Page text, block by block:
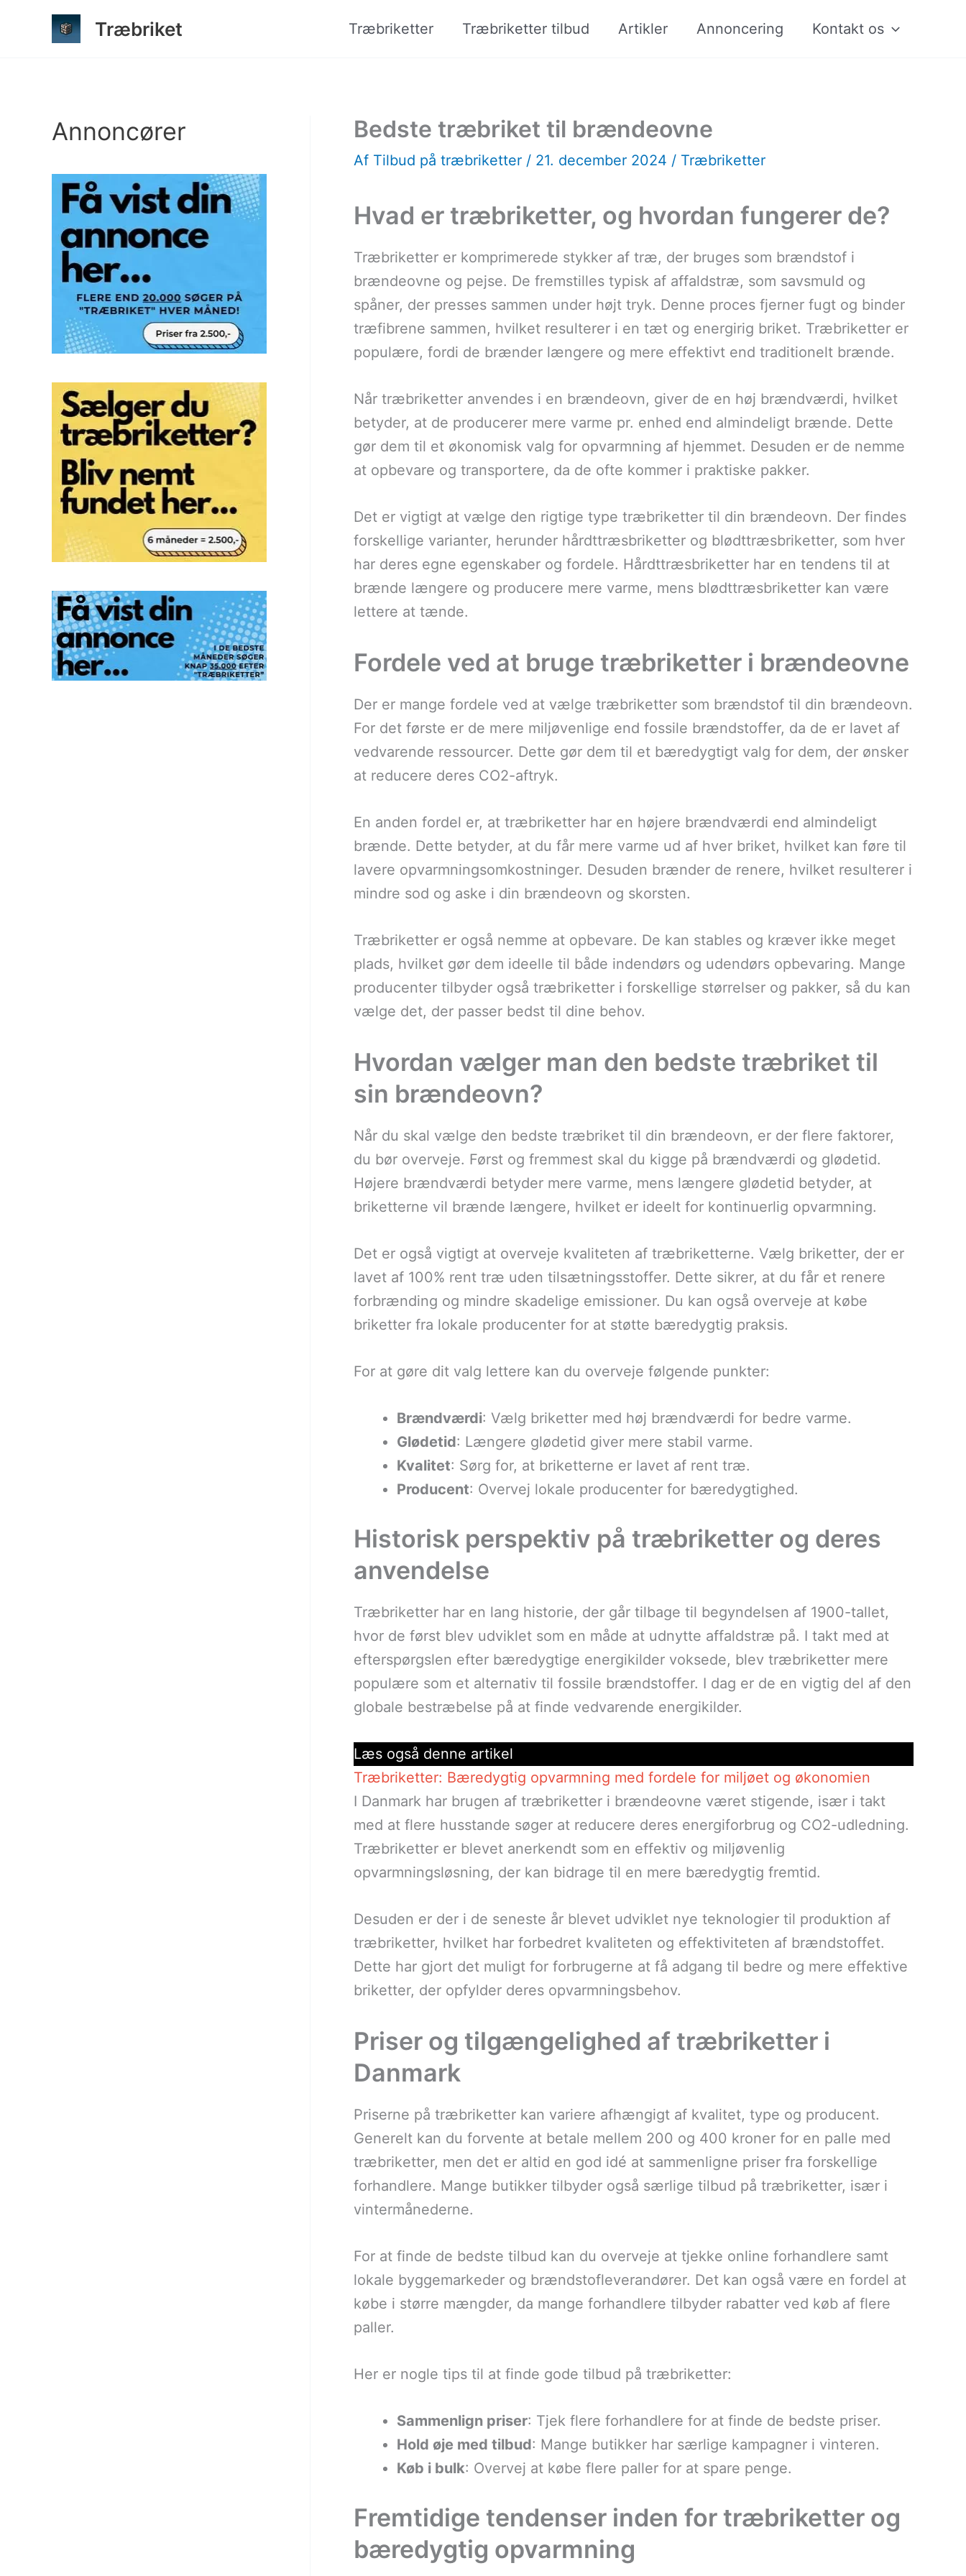
Træbriket Træbriketter Træbriketter tilbud Artikler Annoncering Kontakt os
Annoncører Bedste træbriket til brændeovne
Af Tilbud på træbriketter / 21. december 2024 / Træbriketter
Hvad er træbriketter, og hvordan fungerer de?
Træbriketter er komprimerede stykker af træ, der bruges som brændstof i
brændeovne og pejse. De fremstilles typisk af affaldstræ, som savsmuld og
spåner, der presses sammen under højt tryk. Denne proces fjerner fugt og binder
træfibrene sammen, hvilket resulterer i en tæt og energirig briket. Træbriketter er
populære, fordi de brænder længere og mere effektivt end traditionelt brænde.
Når træbriketter anvendes i en brændeovn, giver de en høj brændværdi, hvilket
betyder, at de producerer mere varme pr. enhed end almindeligt brænde. Dette
gør dem til et økonomisk valg for opvarmning af hjemmet. Desuden er de nemme
at opbevare og transportere, da de ofte kommer i praktiske pakker.
Det er vigtigt at vælge den rigtige type træbriketter til din brændeovn. Der findes
forskellige varianter, herunder hårdttræsbriketter og blødttræsbriketter, som hver
har deres egne egenskaber og fordele. Hårdttræsbriketter har en tendens til at
brænde længere og producere mere varme, mens blødttræsbriketter kan være
lettere at tænde.
Fordele ved at bruge træbriketter i brændeovne
Der er mange fordele ved at vælge træbriketter som brændstof til din brændeovn.
For det første er de mere miljøvenlige end fossile brændstoffer, da de er lavet af
vedvarende ressourcer. Dette gør dem til et bæredygtigt valg for dem, der ønsker
at reducere deres CO2-aftryk.
En anden fordel er, at træbriketter har en højere brændværdi end almindeligt
brænde. Dette betyder, at du får mere varme ud af hver briket, hvilket kan føre til
lavere opvarmningsomkostninger. Desuden brænder de renere, hvilket resulterer i
mindre sod og aske i din brændeovn og skorsten.
Træbriketter er også nemme at opbevare. De kan stables og kræver ikke meget
plads, hvilket gør dem ideelle til både indendørs og udendørs opbevaring. Mange
producenter tilbyder også træbriketter i forskellige størrelser og pakker, så du kan
vælge det, der passer bedst til dine behov.
Hvordan vælger man den bedste træbriket til
sin brændeovn?
Når du skal vælge den bedste træbriket til din brændeovn, er der flere faktorer,
du bør overveje. Først og fremmest skal du kigge på brændværdi og glødetid.
Højere brændværdi betyder mere varme, mens længere glødetid betyder, at
briketterne vil brænde længere, hvilket er ideelt for kontinuerlig opvarmning.
Det er også vigtigt at overveje kvaliteten af træbriketterne. Vælg briketter, der er
lavet af 100% rent træ uden tilsætningsstoffer. Dette sikrer, at du får et renere
forbrænding og mindre skadelige emissioner. Du kan også overveje at købe
briketter fra lokale producenter for at støtte bæredygtig praksis.
For at gøre dit valg lettere kan du overveje følgende punkter:
Brændværdi: Vælg briketter med høj brændværdi for bedre varme.
Glødetid: Længere glødetid giver mere stabil varme.
Kvalitet: Sørg for, at briketterne er lavet af rent træ.
Producent: Overvej lokale producenter for bæredygtighed.
Historisk perspektiv på træbriketter og deres
anvendelse
Træbriketter har en lang historie, der går tilbage til begyndelsen af 1900-tallet,
hvor de først blev udviklet som en måde at udnytte affaldstræ på. I takt med at
efterspørgslen efter bæredygtige energikilder voksede, blev træbriketter mere
populære som et alternativ til fossile brændstoffer. I dag er de en vigtig del af den
globale bestræbelse på at finde vedvarende energikilder.
Læs også denne artikel
Træbriketter: Bæredygtig opvarmning med fordele for miljøet og økonomien
I Danmark har brugen af træbriketter i brændeovne været stigende, især i takt
med at flere husstande søger at reducere deres energiforbrug og CO2-udledning.
Træbriketter er blevet anerkendt som en effektiv og miljøvenlig
opvarmningsløsning, der kan bidrage til en mere bæredygtig fremtid.
Desuden er der i de seneste år blevet udviklet nye teknologier til produktion af
træbriketter, hvilket har forbedret kvaliteten og effektiviteten af brændstoffet.
Dette har gjort det muligt for forbrugerne at få adgang til bedre og mere effektive
briketter, der opfylder deres opvarmningsbehov.
Priser og tilgængelighed af træbriketter i
Danmark
Priserne på træbriketter kan variere afhængigt af kvalitet, type og producent.
Generelt kan du forvente at betale mellem 200 og 400 kroner for en palle med
træbriketter, men det er altid en god idé at sammenligne priser fra forskellige
forhandlere. Mange butikker tilbyder også særlige tilbud på træbriketter, især i
vintermånederne.
For at finde de bedste tilbud kan du overveje at tjekke online forhandlere samt
lokale byggemarkeder og brændstofleverandører. Det kan også være en fordel at
købe i større mængder, da mange forhandlere tilbyder rabatter ved køb af flere
paller.
Her er nogle tips til at finde gode tilbud på træbriketter:
Sammenlign priser: Tjek flere forhandlere for at finde de bedste priser.
Hold øje med tilbud: Mange butikker har særlige kampagner i vinteren.
Køb i bulk: Overvej at købe flere paller for at spare penge.
Fremtidige tendenser inden for træbriketter og
bæredygtig opvarmning